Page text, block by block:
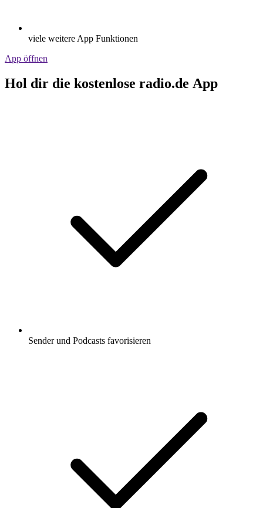
viele weitere App Funktionen
App öffnen
Hol dir die kostenlose radio.de App
Sender und Podcasts favorisieren